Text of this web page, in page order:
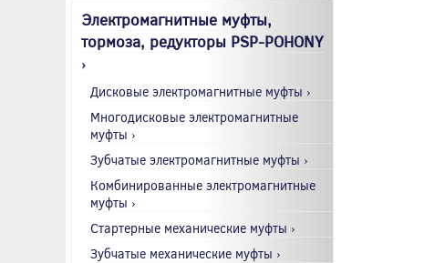
Электромагнитные муфты,
тормоза, редукторы PSP-POHONY
›
Дисковые электромагнитные муфты ›
Многодисковые электромагнитные
муфты ›
Зубчатые электромагнитные муфты ›
Комбинированные электромагнитные
муфты ›
Стартерные механические муфты ›
Зубчатые механические муфты ›